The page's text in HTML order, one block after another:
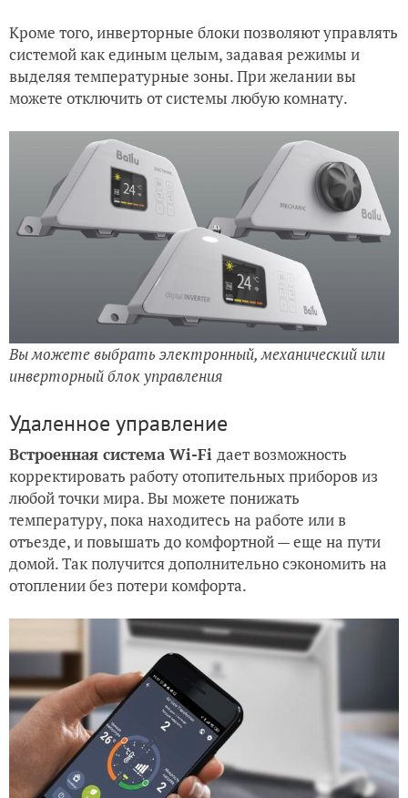
Кроме того, инверторные блоки позволяют управлять
системой как единым целым, задавая режимы и
выделяя температурные зоны. При желании вы
можете отключить от системы любую комнату.
Вы можете выбрать электронный, механический или
инверторный блок управления
Удаленное управление
Встроенная система Wi-Fi дает возможность
корректировать работу отопительных приборов из
любой точки мира. Вы можете понижать
температуру, пока находитесь на работе или в
отъезде, и повышать до комфортной — еще на пути
домой. Так получится дополнительно сэкономить на
отоплении без потери комфорта.